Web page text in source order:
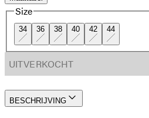
Size
34 36 38 40 42 44
UITVERKOCHT
BESCHRIJVING